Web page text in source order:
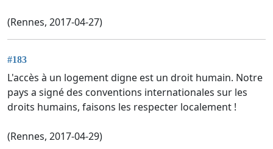
(Rennes, 2017-04-27)
#183
L'accès à un logement digne est un droit humain. Notre
pays a signé des conventions internationales sur les
droits humains, faisons les respecter localement !
(Rennes, 2017-04-29)